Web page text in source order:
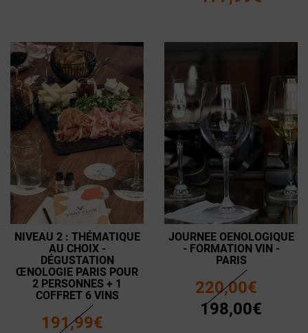
NIVEAU 2 : THÉMATIQUE
AU CHOIX -
DÉGUSTATION
ŒNOLOGIE PARIS POUR
2 PERSONNES + 1
COFFRET 6 VINS
191,99€
JOURNEE OENOLOGIQUE
- FORMATION VIN -
PARIS
220,00€
198,00€